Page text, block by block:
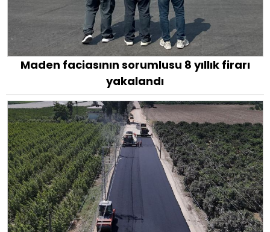
Maden faciasının sorumlusu 8 yıllık firarı
yakalandı